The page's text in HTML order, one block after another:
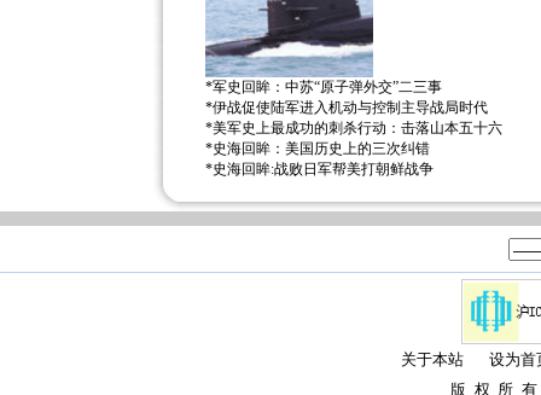
*军史回眸：中苏“原子弹外交”二三事
*伊战促使陆军进入机动与控制主导战局时代
*美军史上最成功的刺杀行动：击落山本五十六
*史海回眸：美国历史上的三次纠错
*史海回眸:战败日军帮美打朝鲜战争